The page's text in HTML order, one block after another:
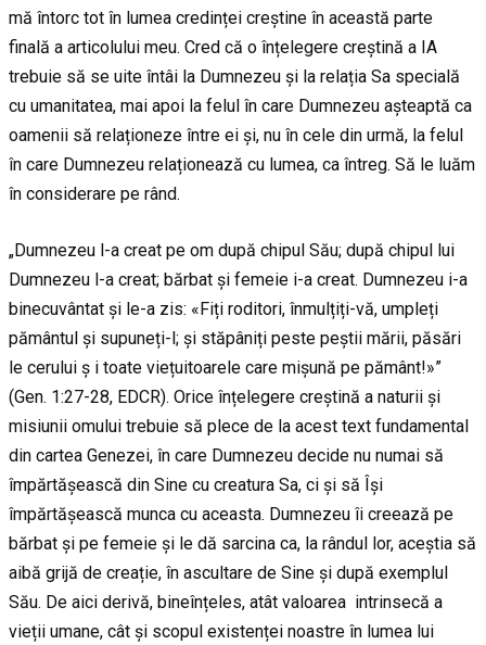
mă întorc tot în lumea credinței creștine în această parte
finală a articolului meu. Cred că o înțelegere creștină a IA
trebuie să se uite întâi la Dumnezeu și la relația Sa specială
cu umanitatea, mai apoi la felul în care Dumnezeu așteaptă ca
oamenii să relaționeze între ei și, nu în cele din urmă, la felul
în care Dumnezeu relaționează cu lumea, ca întreg. Să le luăm
în considerare pe rând.
„Dumnezeu l-a creat pe om după chipul Său; după chipul lui
Dumnezeu l-a creat; bărbat și femeie i-a creat. Dumnezeu i-a
binecuvântat și le-a zis: «Fiți roditori, înmulțiți-vă, umpleți
pământul și supuneți-l; și stăpâniți peste peștii mării, păsări
le cerului ș i toate viețuitoarele care mișună pe pământ!»”
(Gen. 1:27-28, EDCR). Orice înțelegere creștină a naturii și
misiunii omului trebuie să plece de la acest text fundamental
din cartea Genezei, în care Dumnezeu decide nu numai să
împărtășească din Sine cu creatura Sa, ci și să Își
împărtășească munca cu aceasta. Dumnezeu îi creează pe
bărbat și pe femeie și le dă sarcina ca, la rândul lor, aceștia să
aibă grijă de creație, în ascultare de Sine și după exemplul
Său. De aici derivă, bineînțeles, atât valoarea intrinsecă a
vieții umane, cât și scopul existenței noastre în lumea lui